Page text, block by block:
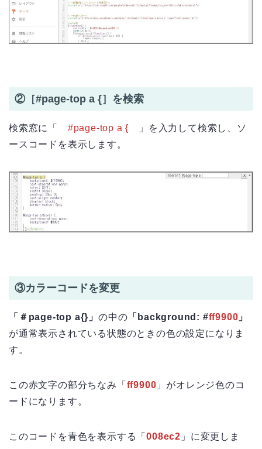
②［#page-top a {］を検索
検索窓に「 #page-top a { 」を入力して検索し、ソ
ースコードを表示します。
③カラーコードを変更
「＃page-top a{}」 の中の 「background: #ff9900 」
が通常表示されている状態のときの色の設定になりま
す。
この赤文字の部分ちなみ「 ff9900 」がオレンジ色のコ
ードになります。
このコードを青色を表示する「008ec2 」に変更しま